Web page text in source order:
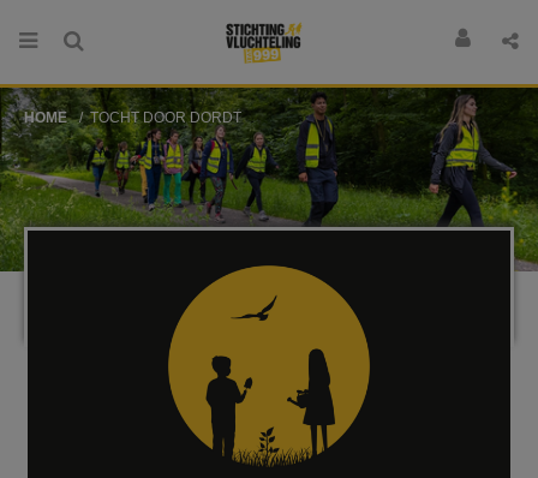
HOME TOCHT DOOR DORDT